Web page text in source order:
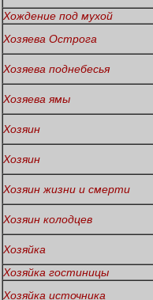
Хождение под мухой
Хозяева Острога
Хозяева поднебесья
Хозяева ямы
Хозяин
Хозяин
Хозяин жизни и смерти
Хозяин колодцев
Хозяйка
Хозяйка гостиницы
Хозяйка источника